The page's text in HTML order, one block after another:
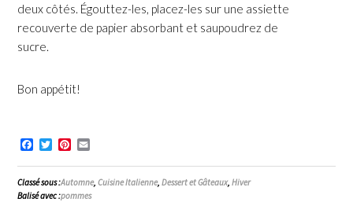
deux côtés. Égouttez-les, placez-les sur une assiette
recouverte de papier absorbant et saupoudrez de
sucre.
Bon appétit!
Facebook
TwitterPinterest
Classé sous :Automne,Cuisine Italienne,Dessert et Gâteaux,Hiver
Balisé avec :pommes